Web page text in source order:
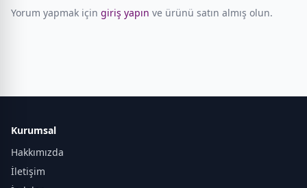
Yorum yapmak için giriş yapın ve ürünü satın almış olun.
Kurumsal
Hakkımızda
İletişim